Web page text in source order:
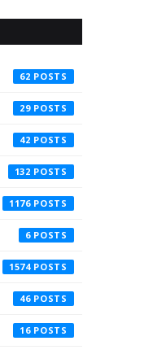
62
29
42
132
1176
6
1574
46
16